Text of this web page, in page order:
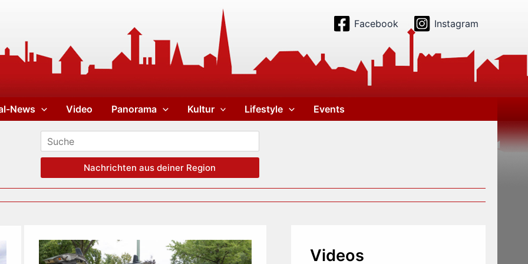
Facebook Instagram
News Video Panorama Kultur Lifestyle Events
Nachrichten aus deiner Region
Videos